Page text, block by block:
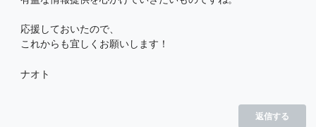
応援しておいたので、
これからも宜しくお願いします！
ナオト
返信する